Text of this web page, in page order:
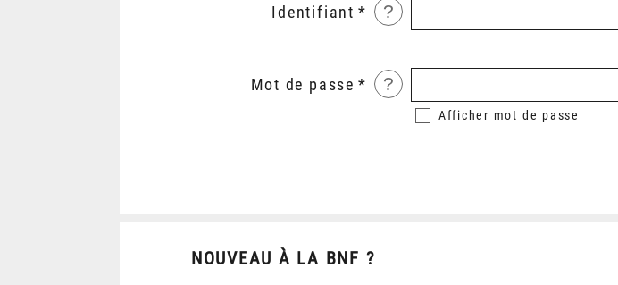
Identifiant ?
Mot de passe ?
Afficher mot de passe
NOUVEAU À LA BNF ?